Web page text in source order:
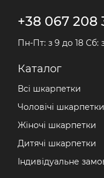
+38 067 208
Пн-Пт: з 9 до 18 Сб:
Каталог
Всі шкарпетки
Чоловічі шкарпетки
Жіночі шкарпетки
Дитячі шкарпетки
Індивідуальне